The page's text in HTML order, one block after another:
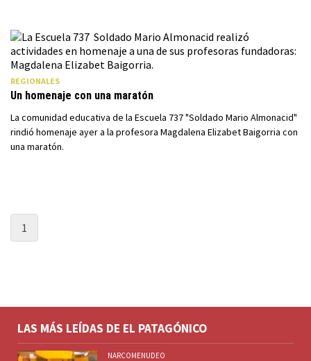
REGIONALES
Un homenaje con una maratón
La comunidad educativa de la Escuela 737 "Soldado Mario Almonacid"
rindió homenaje ayer a la profesora Magdalena Elizabet Baigorria con
una maratón.
1
LAS MÁS LEÍDAS DE EL PATAGÓNICO
NARCOMENUDEO